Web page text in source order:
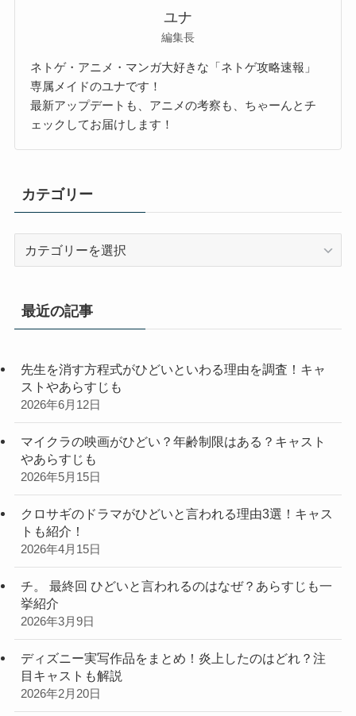
ユナ
編集長
ネトゲ・アニメ・マンガ大好きな「ネトゲ攻略速報」
専属メイドのユナです！
最新アップデートも、アニメの考察も、ちゃーんとチ
ェックしてお届けします！
カテゴリー
リ
最近の記事
先生を消す方程式がひどいといわる理由を調査！キャ
ストやあらすじも
2026年6月12日
マイクラの映画がひどい？年齢制限はある？キャスト
やあらすじも
2026年5月15日
クロサギのドラマがひどいと言われる理由3選！キャス
トも紹介！
2026年4月15日
チ。 最終回 ひどいと言われるのはなぜ？あらすじも一
挙紹介
2026年3月9日
ディズニー実写作品をまとめ！炎上したのはどれ？注
目キャストも解説
2026年2月20日